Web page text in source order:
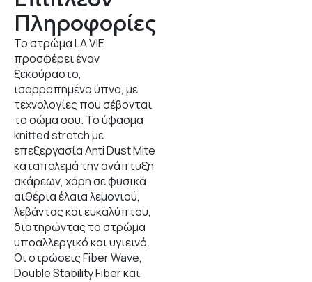
Πληροφορίες
Το στρώμα LA VIE
προσφέρει έναν
ξεκούραστο,
ισορροπημένο ύπνο, με
τεχνολογίες που σέβονται
το σώμα σου. Το ύφασμα
knitted stretch με
επεξεργασία Anti Dust Mite
καταπολεμά την ανάπτυξη
ακάρεων, χάρη σε φυσικά
αιθέρια έλαια λεμονιού,
λεβάντας και ευκαλύπτου,
διατηρώντας το στρώμα
υποαλλεργικό και υγιεινό.
Οι στρώσεις Fiber Wave,
Double Stability Fiber και